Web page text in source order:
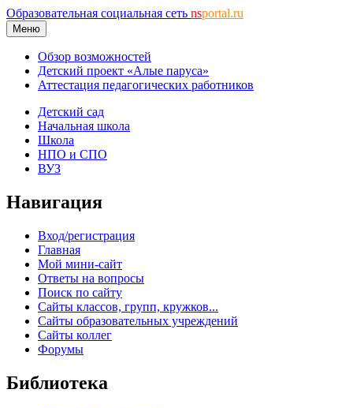
Образовательная социальная сеть nsportal.ru
Меню
Обзор возможностей
Детский проект «Алые паруса»
Аттестация педагогических работников
Детский сад
Начальная школа
Школа
НПО и СПО
ВУЗ
Навигация
Вход/регистрация
Главная
Мой мини-сайт
Ответы на вопросы
Поиск по сайту
Сайты классов, групп, кружков...
Сайты образовательных учреждений
Сайты коллег
Форумы
Библиотека